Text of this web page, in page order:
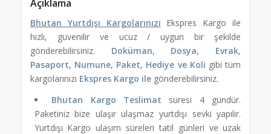
Açıklama
Bhutan Yurtdışı Kargolarınızı Ekspres Kargo ile
hızlı, güvenilir ve ucuz / uygun bir şekilde
gönderebilirsiniz. Doküman, Dosya, Evrak,
Pasaport, Numune, Paket, Hediye ve Koli gibi tüm
kargolarınızı Ekspres Kargo ilegönderebilirsiniz.
Bhutan Kargo Teslimat süresi 4 gündür.
Paketiniz bize ulaşır ulaşmaz yurtdışı sevki yapılır.
Yurtdışı Kargo ulaşım süreleri tatil günleri ve uzak